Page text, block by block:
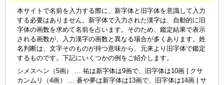
本サイトで名前を入力する際に、新字体と旧字体を意識して入力
する必要はありません。新字体で入力された漢字は、自動的に旧
字体の画数を求めて名前を占います。そのため、鑑定結果で表示
される画数が、入力漢字の画数と異なる場合が多くあります。姓
名判断は、文字そのものが持つ意味から、元来より旧字体で鑑定
するものです。下記にいくつかの例をご紹介します。
シメスヘン（5画） … 祐は新字体は9画で、旧字体は10画 | クサ
カンムリ（4画） … 蒼や夢は新字体は13画で、旧字体は14画 | サ